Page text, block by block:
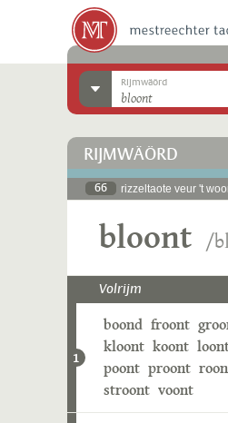
Rijmwäörd
RIJMWÄÖRD
66 rizzeltaote veur 't
bloont /
Volrijm
1
boond froont
kloont koont
poont proont
stroont voont